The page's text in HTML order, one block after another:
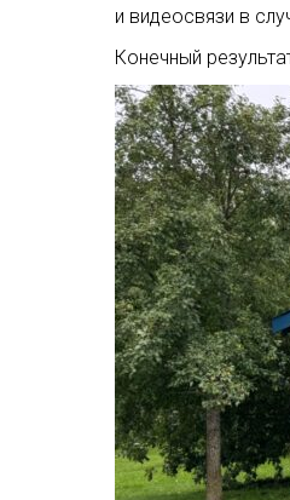
и видеосвязи в
Конечный